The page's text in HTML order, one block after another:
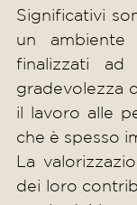
Significativi
un
finalizzati ad
gradevolezza
il lavoro alle
che è spesso
La
dei loro